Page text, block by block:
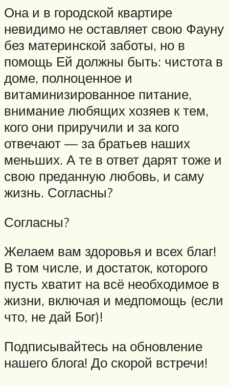
Она и в городской квартире
невидимо не оставляет свою Фауну
без материнской заботы, но в
помощь Ей должны быть: чистота в
доме, полноценное и
витаминизированное питание,
внимание любящих хозяев к тем,
кого они приручили и за кого
отвечают — за братьев наших
меньших. А те в ответ дарят тоже и
свою преданную любовь, и саму
жизнь. Согласны?
Согласны?
Желаем вам здоровья и всех благ!
В том числе, и достаток, которого
пусть хватит на всё необходимое в
жизни, включая и медпомощь (если
что, не дай Бог)!
Подписывайтесь на обновление
нашего блога! До скорой встречи!